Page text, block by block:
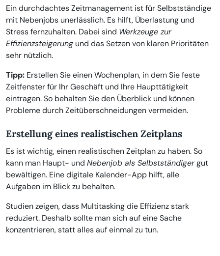
Ein durchdachtes Zeitmanagement ist für Selbstständige
mit Nebenjobs unerlässlich. Es hilft, Überlastung und
Stress fernzuhalten. Dabei sind Werkzeuge zur
Effizienzsteigerung und das Setzen von klaren Prioritäten
sehr nützlich.
Tipp: Erstellen Sie einen Wochenplan, in dem Sie feste
Zeitfenster für Ihr Geschäft und Ihre Haupttätigkeit
eintragen. So behalten Sie den Überblick und können
Probleme durch Zeitüberschneidungen vermeiden.
Erstellung eines realistischen Zeitplans
Es ist wichtig, einen realistischen Zeitplan zu haben. So
kann man Haupt- und Nebenjob als Selbstständigergut
bewältigen. Eine digitale Kalender-App hilft, alle
Aufgaben im Blick zu behalten.
Studien zeigen, dass Multitasking die Effizienz stark
reduziert. Deshalb sollte man sich auf eine Sache
konzentrieren, statt alles auf einmal zu tun.